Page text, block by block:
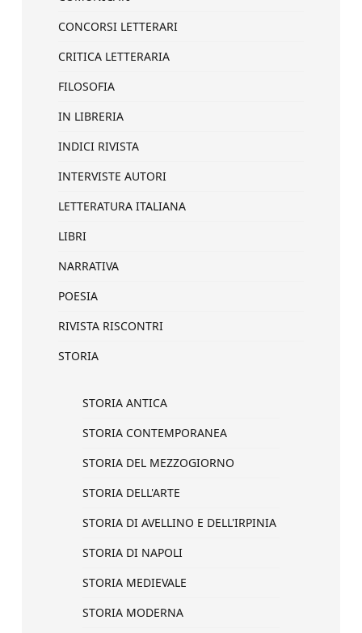
CONCORSI LETTERARI
CRITICA LETTERARIA
FILOSOFIA
IN LIBRERIA
INDICI RIVISTA
INTERVISTE AUTORI
LETTERATURA ITALIANA
LIBRI
NARRATIVA
POESIA
RIVISTA RISCONTRI
STORIA
STORIA ANTICA
STORIA CONTEMPORANEA
STORIA DEL MEZZOGIORNO
STORIA DELL'ARTE
STORIA DI AVELLINO E DELL'IRPINIA
STORIA DI NAPOLI
STORIA MEDIEVALE
STORIA MODERNA